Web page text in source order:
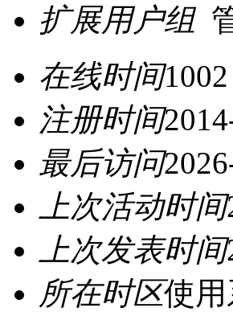
扩展用户组
在线时间
注册时间
最后访问
上次活动时间
上次发表时间
所在时区使用